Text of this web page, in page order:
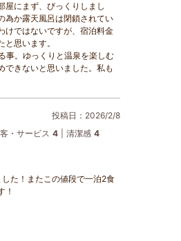
屋にまず、びっくりしまし
為か露天風呂は閉鎖されてい
けではないですが、宿泊料金
思います。
事。ゆっくりと温泉を楽しむ
できないと思いました。私も
投稿日：2026/2/8
・サービス 4 清潔感 4
た！またこの値段で一泊2食
！